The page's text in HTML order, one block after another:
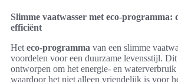
Slimme vaatwasser met eco-programma:
efficiënt
Het eco-programma van een slimme
voordelen voor een duurzame levensstijl.
ontworpen om het energie- en waterverbruik
waardoor het niet alleen vriendelijk is voor